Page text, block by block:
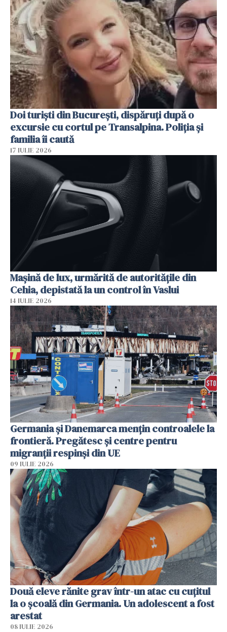
Doi turiști din București, dispăruți după o
excursie cu cortul pe Transalpina. Poliția și
familia îi caută
17 IULIE 2026
Mașină de lux, urmărită de autoritățile din
Cehia, depistată la un control în Vaslui
14 IULIE 2026
Germania și Danemarca mențin controalele la
frontieră. Pregătesc și centre pentru
migranții respinși din UE
09 IULIE 2026
Două eleve rănite grav într-un atac cu cuțitul
la o școală din Germania. Un adolescent a fost
arestat
08 IULIE 2026